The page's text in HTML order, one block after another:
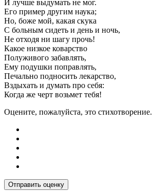
И лучше выдумать не мог.
Его пример другим наука;
Но, боже мой, какая скука
С больным сидеть и день и ночь,
Не отходя ни шагу прочь!
Какое низкое коварство
Полуживого забавлять,
Ему подушки поправлять,
Печально подносить лекарство,
Вздыхать и думать про себя:
Когда же черт возьмет тебя!
Оцените, пожалуйста, это стихотворение.
Отправить оценку